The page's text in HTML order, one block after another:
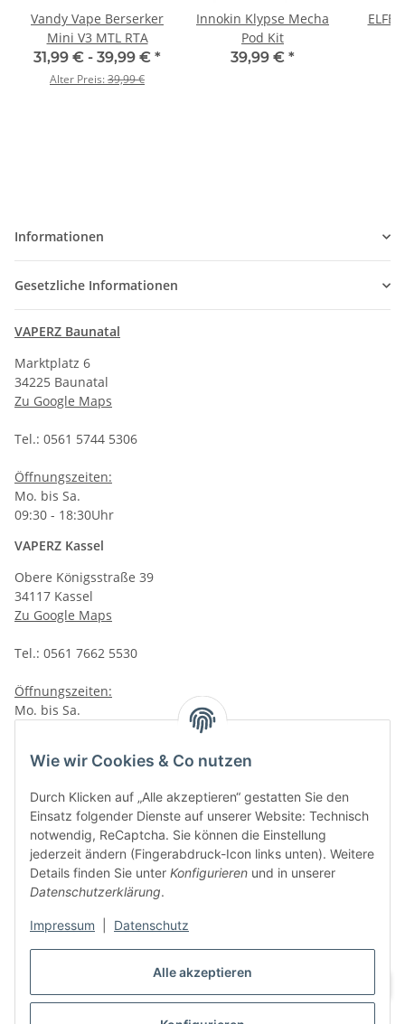
Alle akzeptieren
Wie wir Cookies & Co nutzen
Durch Klicken auf „Alle akzeptieren“ gestatten Sie den
Einsatz folgender Dienste auf unserer Website: Technisch
notwendig, ReCaptcha. Sie können die Einstellung
jederzeit ändern (Fingerabdruck-Icon links unten). Weitere
Details finden Sie unter Konfigurieren und in unserer
Datenschutzerklärung.
Impressum Datenschutz
Vandy Vape Berserker
Mini V3 MTL RTA
31,99 € - 39,99 € *
Alter Preis:39,99 €
Innokin Klypse Mecha
Pod Kit
39,99 € *
Informationen
Gesetzliche Informationen
VAPERZ Baunatal
Marktplatz 6
34225 Baunatal
Zu Google Maps
Tel.: 0561 5744 5306
Öffnungszeiten:
Mo. bis Sa.
09:30 - 18:30Uhr
VAPERZ Kassel
Obere Königsstraße 39
34117 Kassel
Zu Google Maps
Tel.: 0561 7662 5530
Öffnungszeiten:
Mo. bis Sa.
VAPERZ Vellmar
Lange Wender 7
34246 Vellmar
Zu Google Maps
Tel.: 0561 9885 9996
Mo. bis Sa.